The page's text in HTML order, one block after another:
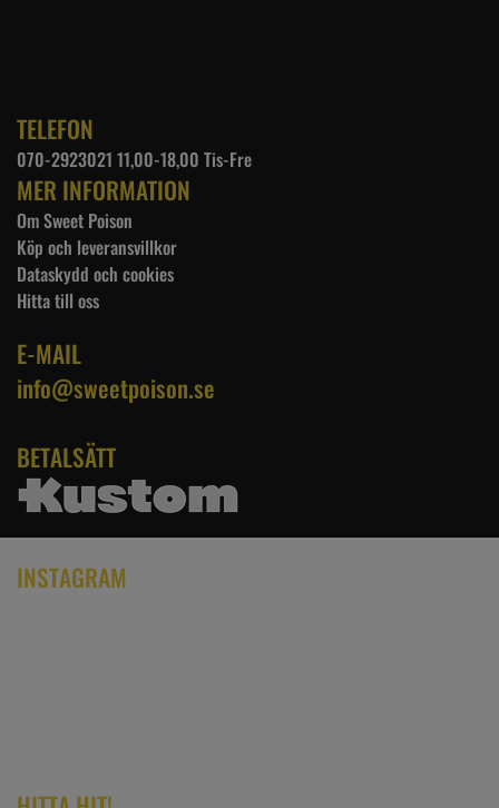
TELEFON
070-2923021 11,00-18,00 Tis-Fre
MER INFORMATION
Om Sweet Poison
Köp och leveransvillkor
Dataskydd och cookies
Hitta till oss
E-MAIL
info@sweetpoison.se
BETALSÄTT
INSTAGRAM